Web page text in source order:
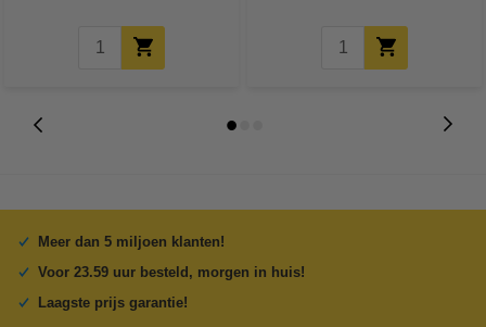
Meer dan 5 miljoen klanten!
Voor 23.59 uur besteld, morgen in huis!
Laagste prijs garantie!